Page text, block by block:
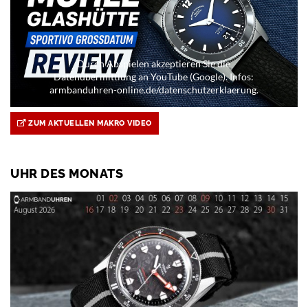
Durch Abspielen akzeptieren Sie die
Datenübermittlung an YouTube (Google). Infos:
armbanduhren-online.de/datenschutzerklaerung.
ZUM AKTUELLEN MAKRO VIDEO
UHR DES MONATS